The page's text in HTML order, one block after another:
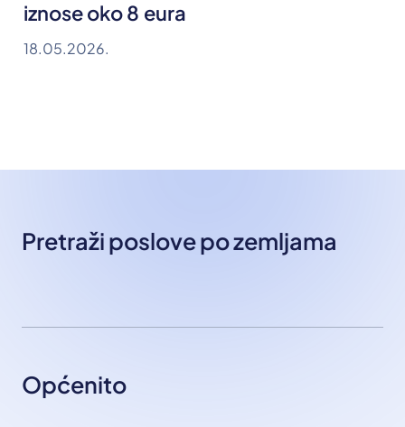
iznose oko 8 eura
18.05.2026.
Pretraži poslove po zemljama
Općenito